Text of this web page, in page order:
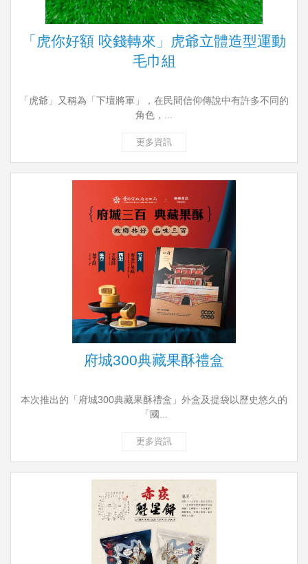
「虎你好額 咬錢轉來」虎爺立體造型運動
毛巾組
「虎爺」又稱為「下壇將軍」，在民間信仰傳說中有許多不同的
角色，...
更多資訊
府城300典藏果酥禮盒
本次推出的「府城300典藏果酥禮盒」外盒及提袋以歷史悠久的
「國...
更多資訊